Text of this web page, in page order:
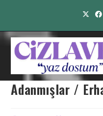
Adanmışlar /